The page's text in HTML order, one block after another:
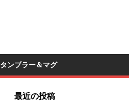
タンブラー＆マグ
最近の投稿